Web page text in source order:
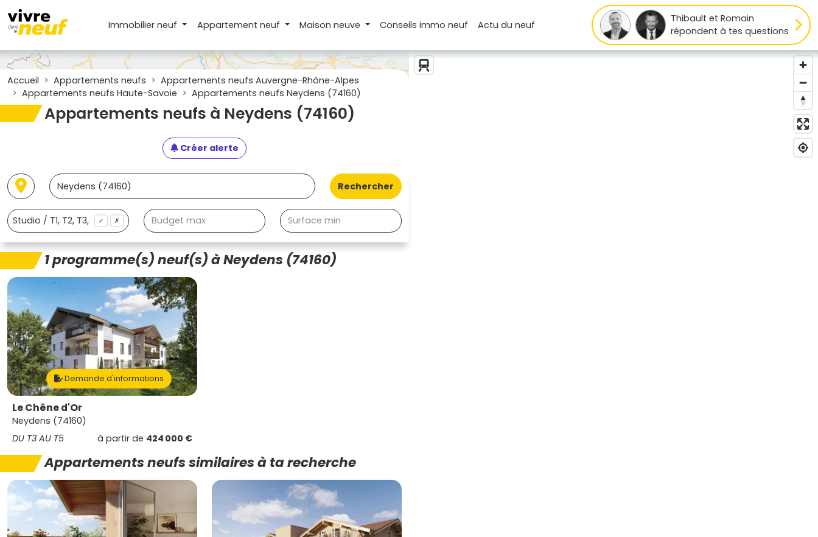
Immobilier neuf Appartement neuf Maison neuve Conseilsimmo neuf Actudu neuf
Thibault et Romain
répondent à tes questions
Accueil Appartements neufs
Appartements neufs Auvergne-Rhône-Alpes
Appartements neufs Haute-Savoie
Appartements neufs Neydens (74160)
Appartements neufs à Neydens (74160)
Créer alerte
Rechercher
✓ ✗
1 programme(s) neuf(s) à Neydens (74160)
Demande d'informations
Le Chêne d'Or
Neydens (74160)
DU T3 AU T5
à partir de 424 000 €
Appartements neufs similaires à ta recherche